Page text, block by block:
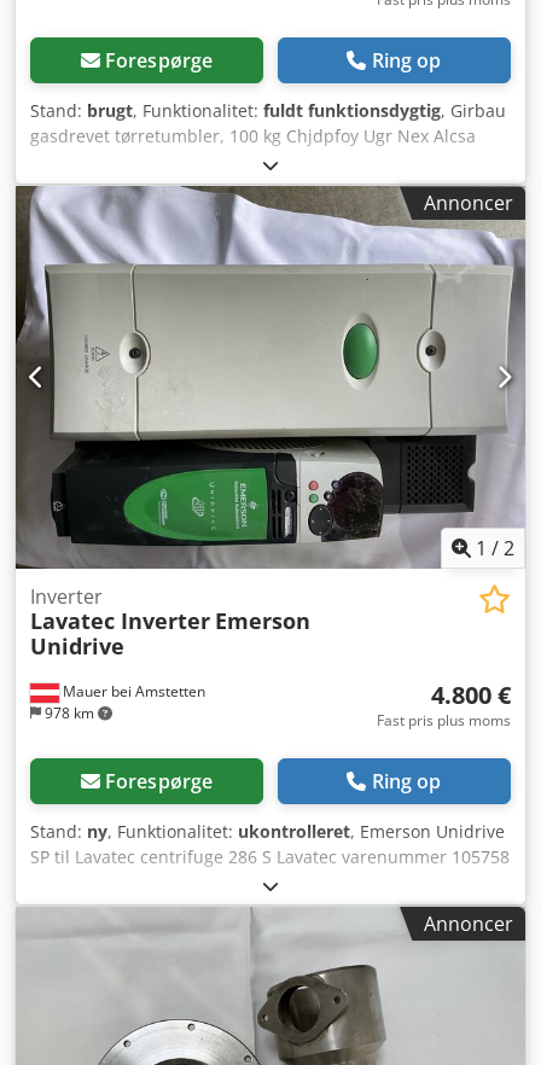
Forespørge Ring op
Stand: brugt, Funktionalitet: fuldt funktionsdygtig, Girbau
gasdrevet tørretumbler, 100 kg Chjdpfoy Ugr Nex Alcsa
Annoncer
1 /2
Mauer bei Amstetten
978 km
Inverter
Lavatec Inverter Emerson
Unidrive
4.800 €
Fast pris plus moms
Forespørge Ring op
Stand: ny, Funktionalitet: ukontrolleret, Emerson Unidrive
SP til Lavatec centrifuge 286 S Lavatec varenummer 105758
Annoncer